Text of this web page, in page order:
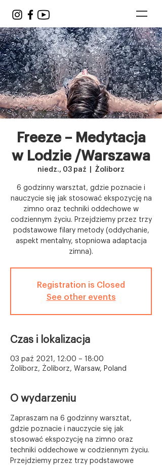
Freeze – Medytacja
w Lodzie /Warszawa
niedz., 03 paź Żoliborz
6 godzinny warsztat, gdzie poznacie i
nauczycie się jak stosować ekspozycję na
zimno oraz techniki oddechowe w
codziennym życiu. Przejdziemy przez trzy
podstawowe filary metody (oddychanie,
aspekt mentalny, stopniowa adaptacja
zimna).
Registration is Closed
See other events
Czas i lokalizacja
03 paź 2021, 12:00 – 18:00
Żoliborz, Żoliborz, Warsaw, Poland
O wydarzeniu
Zapraszam na 6 godzinny warsztat,
gdzie poznacie i nauczycie się jak
stosować ekspozycję na zimno oraz
techniki oddechowe w codziennym życiu.
Przejdziemy przez trzy podstawowe